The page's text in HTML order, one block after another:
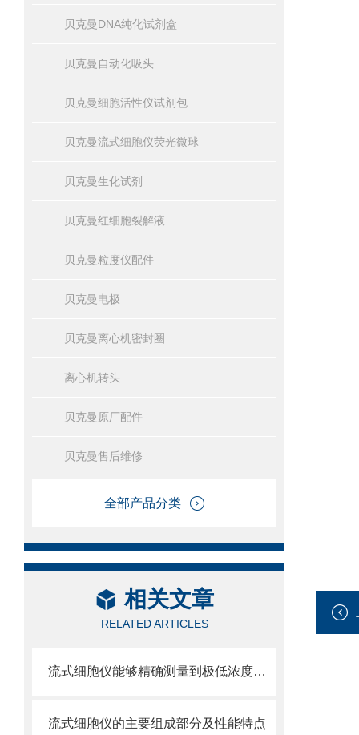
贝克曼DNA纯化试剂盒
贝克曼自动化吸头
贝克曼细胞活性仪试剂包
贝克曼流式细胞仪荧光微球
贝克曼生化试剂
贝克曼红细胞裂解液
贝克曼粒度仪配件
贝克曼电极
贝克曼离心机密封圈
离心机转头
贝克曼原厂配件
贝克曼售后维修
全部产品分类
相关文章
RELATED ARTICLES
流式细胞仪能够精确测量到极低浓度的标记物
流式细胞仪的主要组成部分及性能特点